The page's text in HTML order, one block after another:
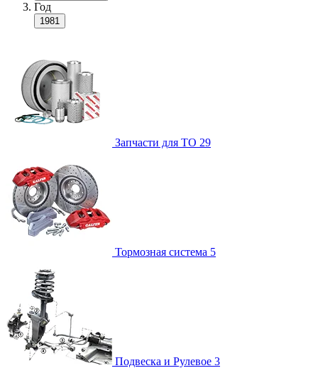
Год
1981
Запчасти для ТО 29
Тормозная система 5
Подвеска и Рулевое 3